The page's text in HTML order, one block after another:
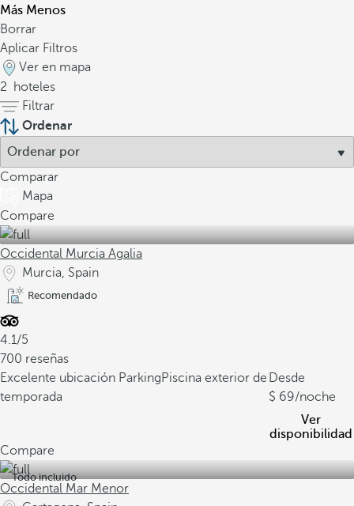
Más Menos
Borrar
Aplicar Filtros
Ver en mapa
2
hoteles
Filtrar
Ordenar
Comparar
Mapa
Compare
Occidental Murcia Agalia
Murcia, Spain
Recomendado
4.1/5
700 reseñas
Excelente ubicación ParkingPiscina exterior de
temporada
Desde
69/noche
Ver
disponibilidad
Compare
Todo incluido
Occidental Mar Menor